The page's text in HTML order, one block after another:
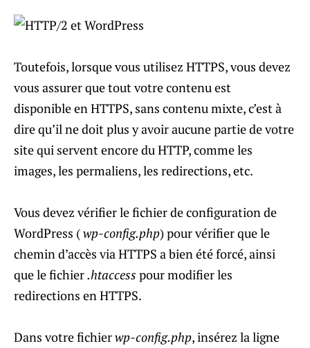
Toutefois, lorsque vous utilisez HTTPS, vous devez
vous assurer que tout votre contenu est
disponible en HTTPS, sans contenu mixte, c’est à
dire qu’il ne doit plus y avoir aucune partie de votre
site qui servent encore du HTTP, comme les
images, les permaliens, les redirections, etc.
Vous devez vérifier le fichier de configuration de
WordPress (wp-config.php) pour vérifier que le
chemin d’accès via HTTPS a bien été forcé, ainsi
que le fichier.htaccess pour modifier les
redirections en HTTPS.
Dans votre fichierwp-config.php, insérez la ligne